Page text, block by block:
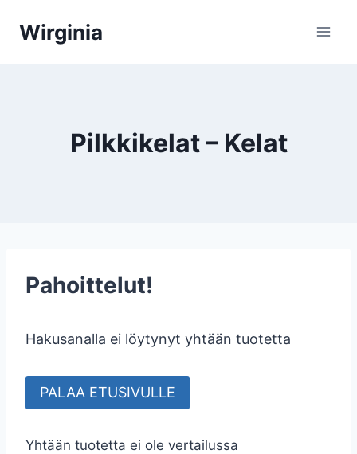
sisältöön
Wirginia
Pilkkikelat – Kelat
Pahoittelut!
Hakusanalla ei löytynyt yhtään tuotetta
PALAA ETUSIVULLE
Yhtään tuotetta ei ole vertailussa